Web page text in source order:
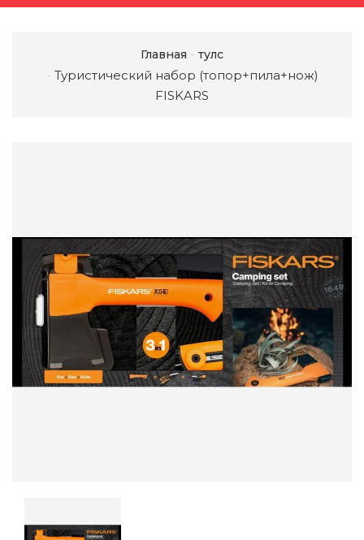
Главная тулс
Туристический набор (топор+пила+нож)
FISKARS